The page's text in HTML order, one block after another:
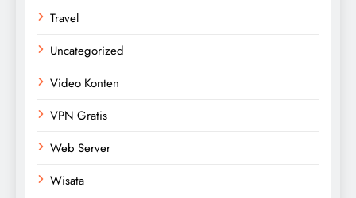
Travel
Uncategorized
Video Konten
VPN Gratis
Web Server
Wisata